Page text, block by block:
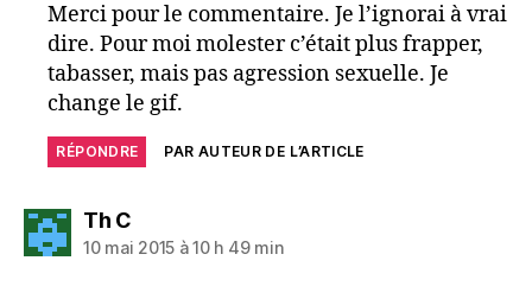
Merci pour le commentaire. Je l’ignorai à vrai
dire. Pour moi molester c’était plus frapper,
tabasser, mais pas agression sexuelle. Je
change le gif.
RÉPONDRE PAR AUTEUR DE L’ARTICLE
Th Cdit :
10 mai 2015 à 10 h 49 min